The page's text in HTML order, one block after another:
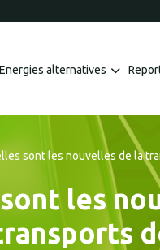
Energies alternatives
sont les nouvelles de la
les